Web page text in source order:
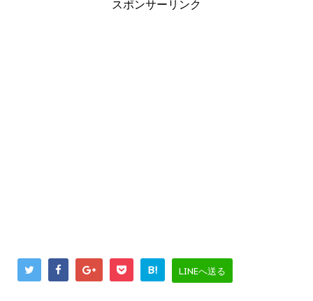
スポンサーリンク
B! LINEへ送る